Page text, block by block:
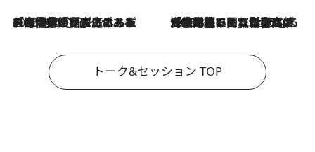
2026.8.3
「今後値上げがあるとすれば…」「リスクがあるのは今年の冬」エネルギー専門家が語る、ホルムズ海峡封鎖が家庭にもたらす“ある心配” 2026.8.3
「住宅建てられない…」「サーチャージ料の高値が続いている」ホルムズ海峡封鎖による影響はいつまで続く？《エネルギー専門家に聞く“どうなる日本の暮らし”》
トーク&セッション TOP